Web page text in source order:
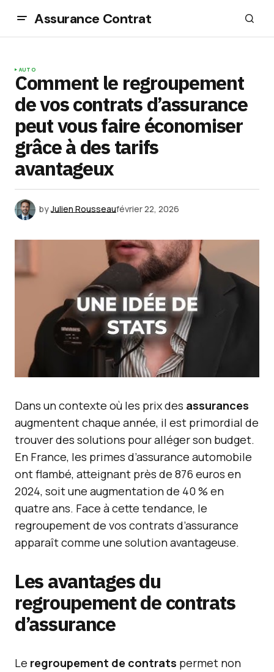
Assurance Contrat
AUTO
Comment le regroupement
de vos contrats d’assurance
peut vous faire économiser
grâce à des tarifs
avantageux
byJulien Rousseaufévrier 22, 2026
Dans un contexte où les prix des assurances
augmentent chaque année, il est primordial de
trouver des solutions pour alléger son budget.
En France, les primes d’assurance automobile
ont flambé, atteignant près de 876 euros en
2024, soit une augmentation de 40 % en
quatre ans. Face à cette tendance, le
regroupement de vos contrats d’assurance
apparaît comme une solution avantageuse.
Les avantages du
regroupement de contrats
d’assurance
Le regroupement de contrats permet non